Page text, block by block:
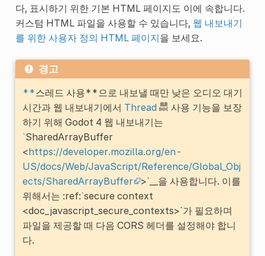
다, 표시하기 위한 기본 HTML 페이지도 이에 속합니다.
커스텀 HTML 파일을 사용할 수 있습니다, 웹 내보내기
를 위한 사용자 정의 HTML 페이지을 보세요.
경고
**스레드 사용**으로 내보낼 때만 낮은 오디오 대기
시간과 웹 내보내기에서 Thread
사용 기능을 보장
하기 위해 Godot 4 웹 내보내기는
`SharedArrayBuffer
<https://developer.mozilla.org/en-
US/docs/Web/JavaScript/Reference/Global_Obj
ects/SharedArrayBuffer
>`__을 사용합니다. 이를
위해서는 :ref:`secure context
<doc_javascript_secure_contexts>`가 필요하며
파일을 제공할 때 다음 CORS 헤더를 설정해야 합니
다.